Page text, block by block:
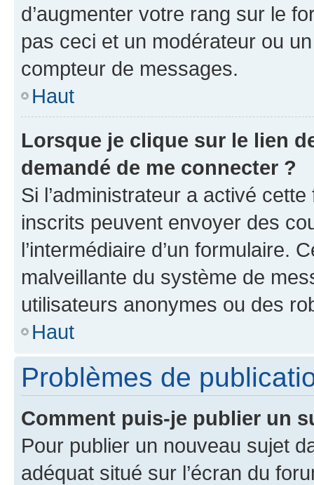
d’augmenter votre rang sur le
pas ceci et un modérateur ou
compteur de messages.
Haut
Lorsque je clique sur le lien
demandé de me connecter ?
Si l’administrateur a activé
inscrits peuvent envoyer des
l’intermédiaire d’un formulaire.
malveillante du système de
utilisateurs anonymes ou des
Haut
Problèmes de
Comment puis-je publier un
Pour publier un nouveau sujet
adéquat situé sur l’écran du